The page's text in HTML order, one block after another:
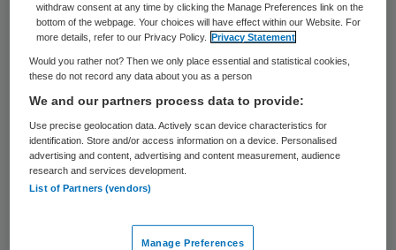
Dat maakt deACM op 30 september
bekend. De ACM zal binnen een maand na
ontvangst een beslissing nemen. Laurens
en RRR hebben in juli een positief oordeel
van de NZa gekregen.De fusie werd in
maart 2015 aangekondigd. De streefdatum
voor de juridische fusie is 1 januari 2017.
withdraw consent at any time by clicking the Manage Preferences link on the
bottom of the webpage. Your choices will have effect within our Website. For
more details, refer to our Privacy Policy.
Privacy Statement
Would you rather not? Then we only place essential and statistical cookies,
these do not record any data about you as a person
We and our partners process data to provide:
Use precise geolocation data. Actively scan device characteristics for
identification. Store and/or access information on a device. Personalised
advertising and content, advertising and content measurement, audience
research and services development.
List of Partners (vendors)
Manage Preferences